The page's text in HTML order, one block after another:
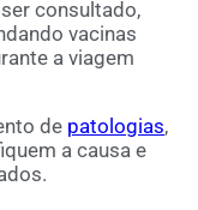
consultado,
vacinas
a viagem
de patologias,
a causa e